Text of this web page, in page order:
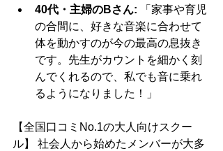
40代・主婦のBさん: 「家事や育児
の合間に、好きな音楽に合わせて
体を動かすのが今の最高の息抜き
です。先生がカウントを細かく刻
んでくれるので、私でも音に乗れ
るようになりました！」
【全国口コミNo.1の大人向けスクー
ル】 社会人から始めたメンバーが大多